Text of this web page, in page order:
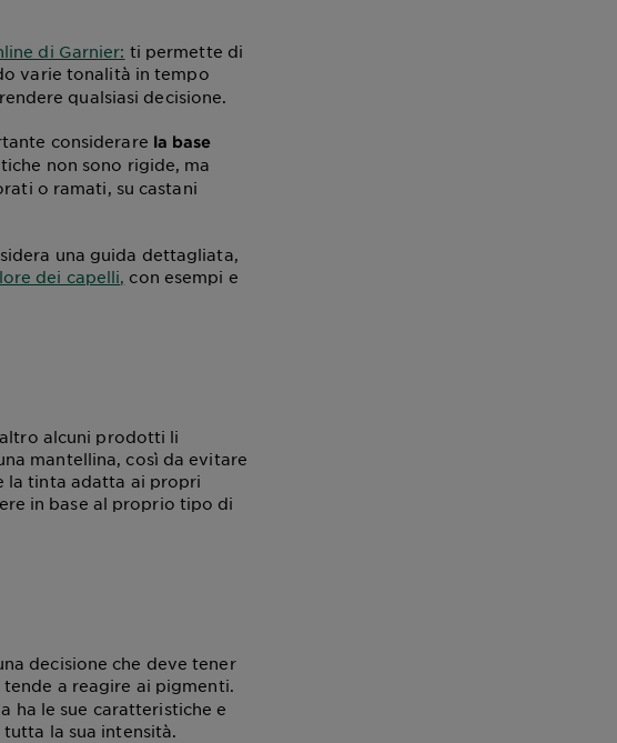
di Garnier: ti permette di
varie tonalità in tempo
qualsiasi decisione.
considerare la base
non sono rigide, ma
o ramati, su castani
una guida dettagliata,
dei capelli, con esempi e
alcuni prodotti li
mantellina, così da evitare
la tinta adatta ai propri
in base al proprio tipo di
decisione che deve tener
a reagire ai pigmenti.
ha le sue caratteristiche e
la sua intensità.